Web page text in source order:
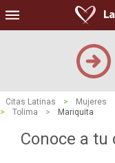
Citas Latinas > Mujeres
>
Tolima > Mariquita
Conoce a